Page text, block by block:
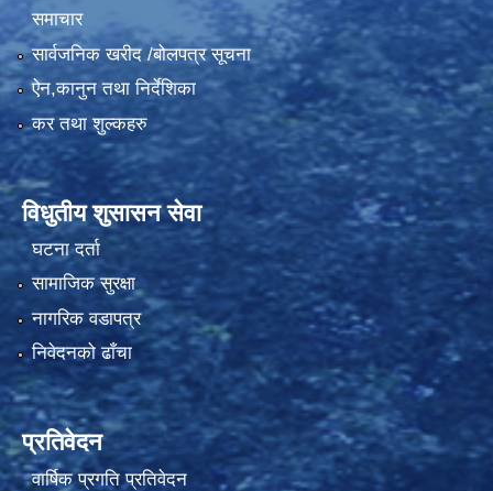
समाचार
सार्वजनिक खरीद /बोलपत्र सूचना
ऐन,कानुन तथा निर्देशिका
कर तथा शुल्कहरु
विधुतीय शुसासन सेवा
घटना दर्ता
सामाजिक सुरक्षा
नागरिक वडापत्र
निवेदनको ढाँचा
प्रतिवेदन
वार्षिक प्रगति प्रतिवेदन